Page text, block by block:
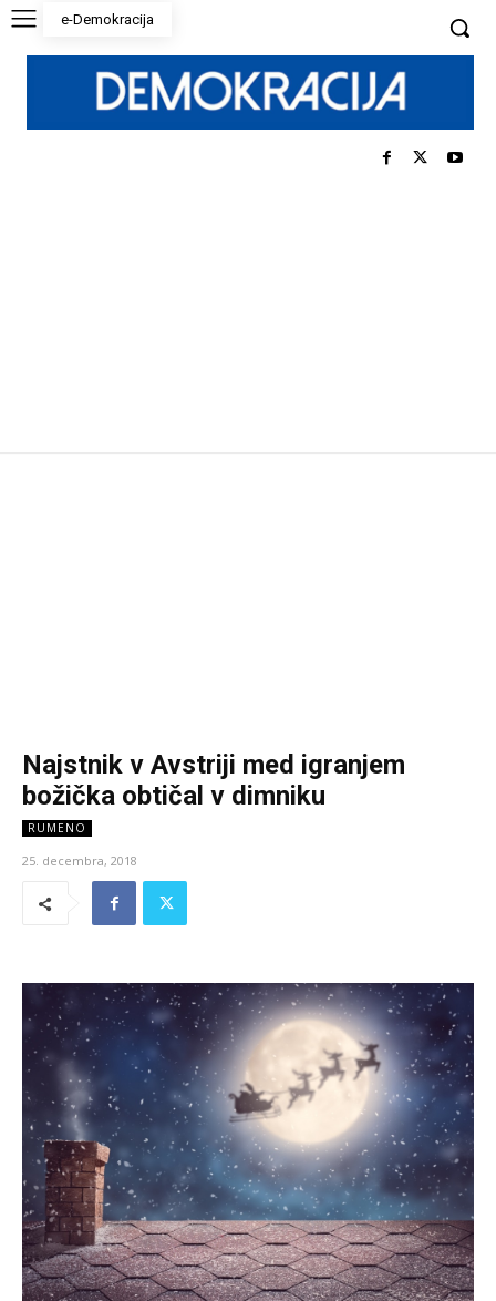
e-Demokracija
Najstnik v Avstriji med igranjem
božička obtičal v dimniku
RUMENO
25. decembra, 2018